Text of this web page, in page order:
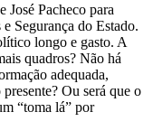
José Pacheco para
Segurança do Estado.
longo e gasto. A
quadros? Não há
adequada,
Ou será que o
“toma lá” por